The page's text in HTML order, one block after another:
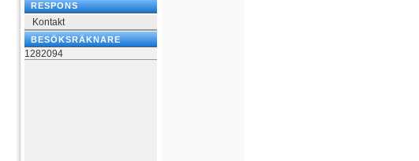
RESPONS
Kontakt
BESÖKSRÄKNARE
1282094